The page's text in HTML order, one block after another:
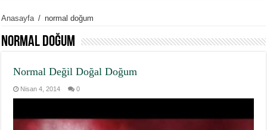
Anasayfa / normal doğum
normal doğum
Normal Değil Doğal Doğum
Nisan 4, 2014 0